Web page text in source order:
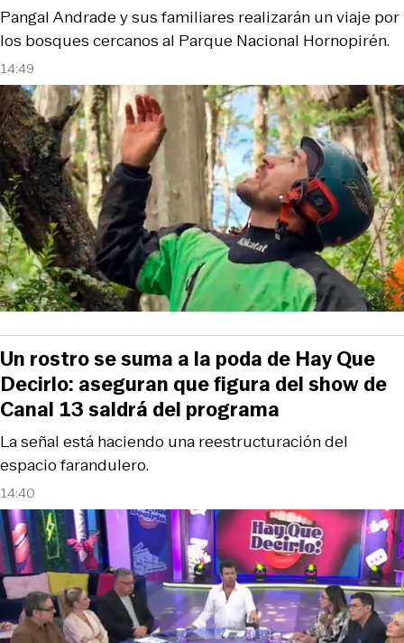
14:49
Pangal Andrade y sus familiares realizarán un viaje por
los bosques cercanos al Parque Nacional Hornopirén.
14:40
La señal está haciendo una reestructuración del
espacio farandulero.
Un rostro se suma a la poda de Hay Que
Decirlo: aseguran que figura del show de
Canal 13 saldrá del programa